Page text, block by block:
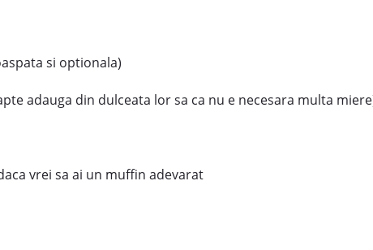
si optionala)
adauga din dulceata lor sa ca nu e necesara multa
vrei sa ai un muffin adevarat